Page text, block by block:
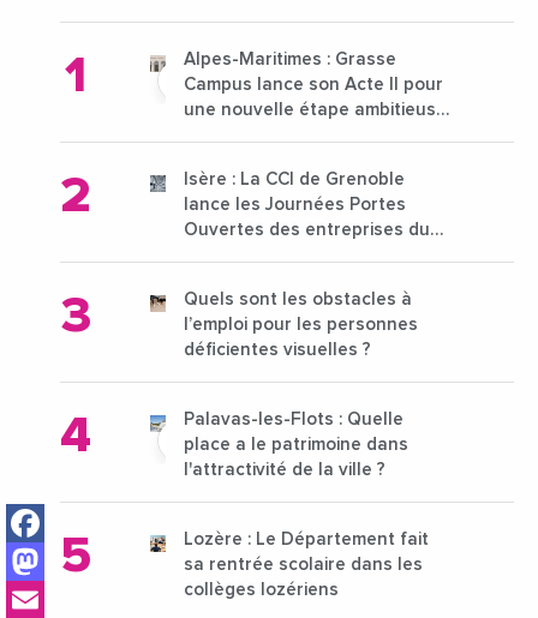
Facebook
Mastodon
Alpes-Maritimes : Grasse
Campus lance son Acte II pour
une nouvelle étape ambitieuse
Isère : La CCI de Grenoble
lance les Journées Portes
Ouvertes des entreprises du
Quels sont les obstacles à
l’emploi pour les personnes
déficientes visuelles ?
Palavas-les-Flots : Quelle
place a le patrimoine dans
l'attractivité de la ville ?
Lozère : Le Département fait
sa rentrée scolaire dans les
collèges lozériens